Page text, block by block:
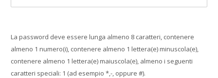
La password deve essere lunga almeno 8 caratteri, contenere
almeno 1 numero(i), contenere almeno 1 lettera(e) minuscola(e),
contenere almeno 1 lettera(e) maiuscola(e), almeno i seguenti
caratteri speciali: 1 (ad esempio *,-, oppure #).